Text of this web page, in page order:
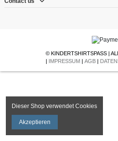
© KINDERTSHIRTSPASS |
| IMPRESSUM | AGB |
Dieser Shop verwendet Cookies
Akzeptieren